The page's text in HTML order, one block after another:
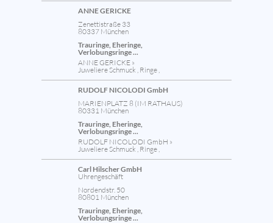
ANNE GERICKE
Zenettistraße 33
80337 München
Trauringe, Eheringe,
Verlobungsringe ...
ANNE GERICKE »
Juweliere Schmuck , Ringe ,
RUDOLF NICOLODI GmbH
MARIENPLATZ 8 (IM RATHAUS)
80331 München
Trauringe, Eheringe,
Verlobungsringe ...
RUDOLF NICOLODI GmbH »
Juweliere Schmuck , Ringe ,
Carl Hilscher GmbH
Uhrengeschäft
Nordendstr. 50
80801 München
Trauringe, Eheringe,
Verlobungsringe ...